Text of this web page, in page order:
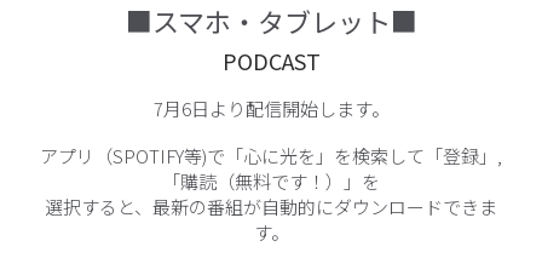
■スマホ・タブレット■
PODCAST
7月6日より配信開始します。
アプリ（SPOTIFY等)で「心に光を」を検索して「登録」,
「購読（無料です！）」を
選択すると、最新の番組が自動的にダウンロードできま
す。